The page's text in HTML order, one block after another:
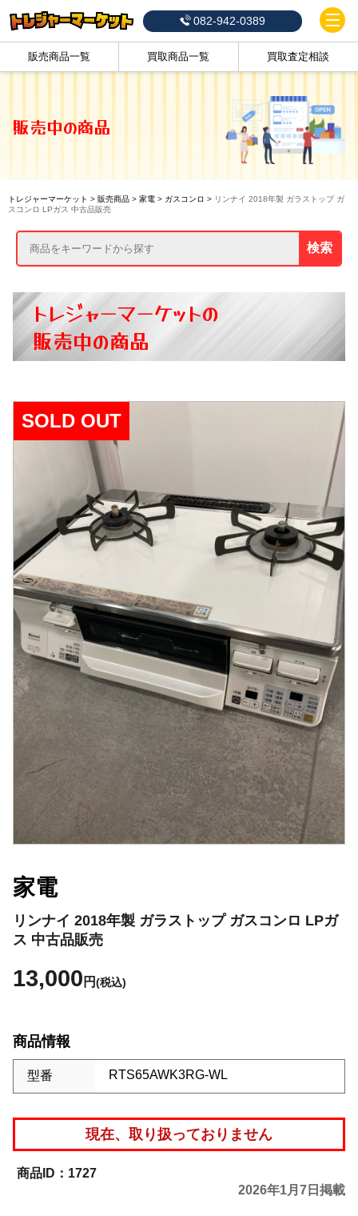
082-942-0389
販売商品一覧 買取商品一覧 買取査定相談
販売中の商品
トレジャーマーケット > 販売商品> 家電> ガスコンロ > リンナイ 2018年製 ガラストップ ガ
スコンロ LPガス 中古品販売
検索
トレジャーマーケットの
販売中の商品
家電
リンナイ 2018年製 ガラストップ ガスコンロ LPガ
ス 中古品販売
13,000 円(税込)
商品情報
型番 RTS65AWK3RG-WL
現在、取り扱っておりません
1727
2026年1月7日掲載
SOLD OUT